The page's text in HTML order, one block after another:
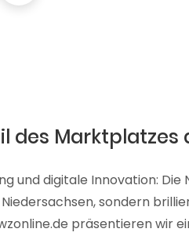
des
und digitale Innovation:
sondern
präsentieren wir